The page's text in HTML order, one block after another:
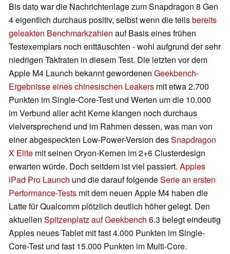
Bis dato war die Nachrichtenlage zum Snapdragon 8 Gen
4 eigentlich durchaus positiv, selbst wenn die teilsbereits
geleakten Benchmarkzahlen auf Basis eines frühen
Testexemplars noch enttäuschten - wohl aufgrund der sehr
niedrigen Taktraten in diesem Test. Die letzten vor dem
Apple M4 Launch bekannt gewordenen Geekbench-
Ergebnisse eines chinesischen Leakers mit etwa 2.700
Punkten im Single-Core-Test und Werten um die 10.000
im Verbund aller acht Kerne klangen noch durchaus
vielversprechend und im Rahmen dessen, was man von
einer abgespeckten Low-Power-Version desSnapdragon
X Elite mit seinen Oryon-Kernen im 2+6 Clusterdesign
erwarten würde. Doch seitdem ist viel passiert. Apples
iPad Pro Launch und die darauf folgendeSerie an ersten
Performance-Tests mit dem neuen Apple M4 haben die
Latte für Qualcomm plötzlich deutlich höher gelegt. Den
aktuellen Spitzenplatz auf Geekbench 6.3 belegt eindeutig
Apples neues Tablet mit fast 4.000 Punkten im Single-
Core-Test und fast 15.000 Punkten im Multi-Core.